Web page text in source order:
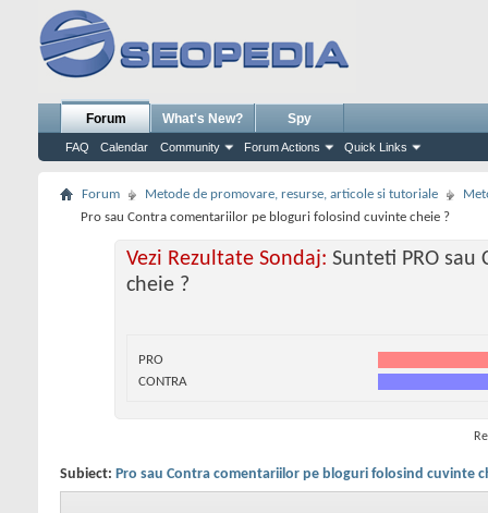
Forum
FAQ Calendar Community Forum Actions Quick Links
What's New? Spy
Forum Metode de promovare, resurse, articole si tutoriale
Pro sau Contra comentariilor pe bloguri folosind cuvinte cheie ?
Vezi Rezultate Sondaj: Sunteti PRO
cheie ?
PRO
CONTRA
Subiect: Pro sau Contra comentariilor pe bloguri folosind cuvinte